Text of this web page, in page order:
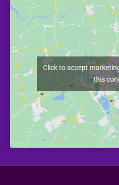
Click to accept
this